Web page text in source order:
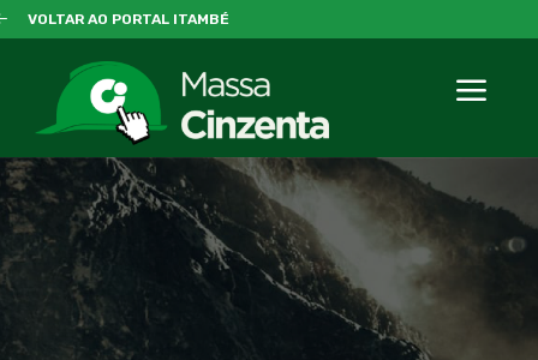
VOLTAR AO PORTAL ITAMBÉ